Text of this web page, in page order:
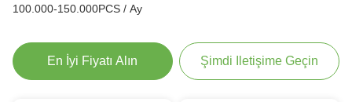
100.000-150.000PCS / Ay
En İyi Fiyatı Alın Şimdi Iletişime Geçin